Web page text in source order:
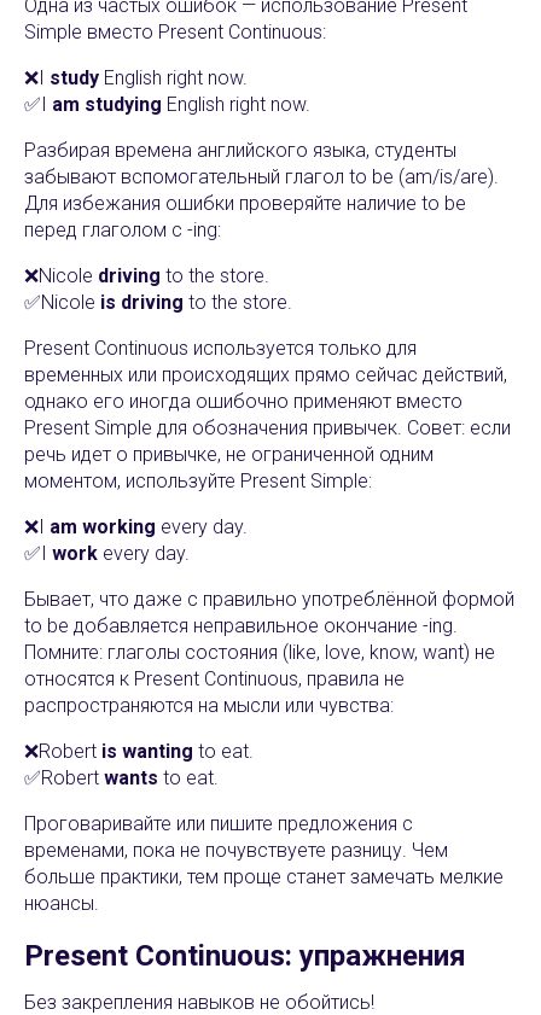
Одна из частых ошибок — использование Present
Simple вместо Present Continuous:
❌I study English right now.
✅I am studying English right now.
Разбирая времена английского языка, студенты
забывают вспомогательный глагол to be (am/is/are).
Для избежания ошибки проверяйте наличие to be
перед глаголом с -ing:
❌Nicole driving to the store.
✅Nicole is driving to the store.
Present Continuous используется только для
временных или происходящих прямо сейчас действий,
однако его иногда ошибочно применяют вместо
Present Simple для обозначения привычек. Совет: если
речь идет о привычке, не ограниченной одним
моментом, используйте Present Simple:
❌I am working every day.
✅I work every day.
Бывает, что даже с правильно употреблённой формой
to be добавляется неправильное окончание -ing.
Помните: глаголы состояния (like, love, know, want) не
относятся к Present Continuous, правила не
распространяются на мысли или чувства:
❌Robert is wanting to eat.
✅Robert wants to eat.
Проговаривайте или пишите предложения с
временами, пока не почувствуете разницу. Чем
больше практики, тем проще станет замечать мелкие
нюансы.
Present Continuous: упражнения
Без закрепления навыков не обойтись!